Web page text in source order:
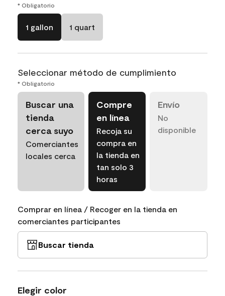
* Obligatorio
1 gallon 1 quart
Seleccionar método de cumplimiento
* Obligatorio
Buscar una
tienda
cerca suyo
Comerciantes
locales cerca
Compre
en línea
Recoja su
compra en
la tienda en
tan solo 3
horas
Envío
No
disponible
Comprar en línea / Recoger en la tienda en
comerciantes participantes
Buscar tienda
Elegir color